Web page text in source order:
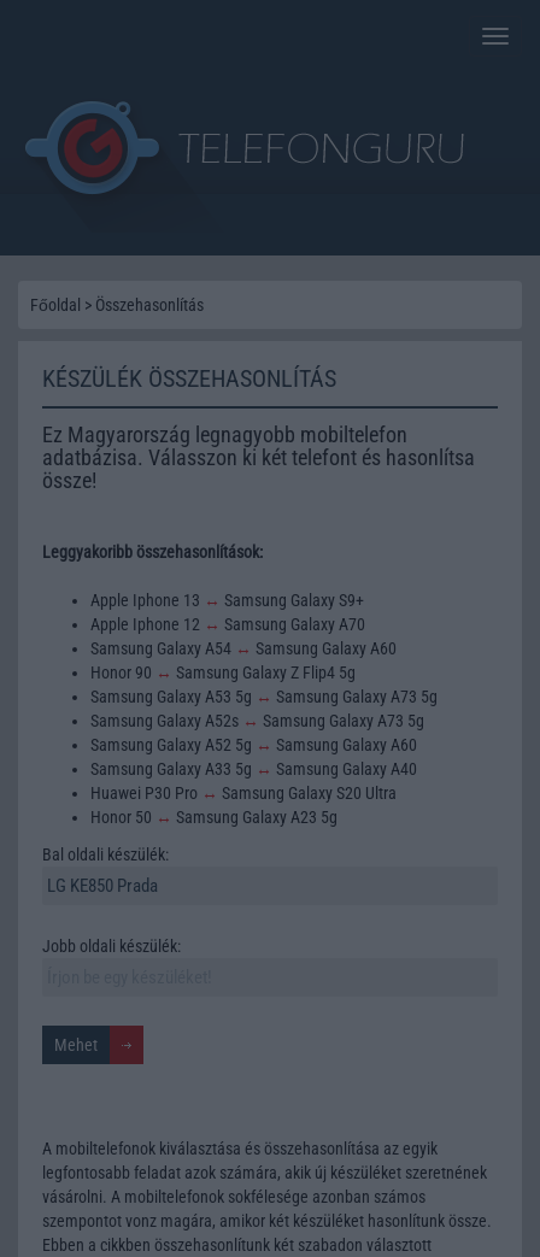
Toggle
Főoldal > Összehasonlítás
KÉSZÜLÉK ÖSSZEHASONLÍTÁS
Ez Magyarország legnagyobb mobiltelefon
adatbázisa. Válasszon ki két telefont és hasonlítsa
össze!
Leggyakoribb összehasonlítások:
Apple Iphone 13 ↔ Samsung Galaxy S9+
Apple Iphone 12 ↔ Samsung Galaxy A70
Samsung Galaxy A54 ↔ Samsung Galaxy A60
Honor 90 ↔ Samsung Galaxy Z Flip4 5g
Samsung Galaxy A53 5g ↔ Samsung Galaxy A73 5g
Samsung Galaxy A52s ↔ Samsung Galaxy A73 5g
Samsung Galaxy A52 5g ↔ Samsung Galaxy A60
Samsung Galaxy A33 5g ↔ Samsung Galaxy A40
Huawei P30 Pro ↔ Samsung Galaxy S20 Ultra
Honor 50 ↔ Samsung Galaxy A23 5g
Bal oldali készülék:
Jobb oldali készülék:
A mobiltelefonok kiválasztása és összehasonlítása az egyik
legfontosabb feladat azok számára, akik új készüléket szeretnének
vásárolni. A mobiltelefonok sokfélesége azonban számos
szempontot vonz magára, amikor két készüléket hasonlítunk össze.
Ebben a cikkben összehasonlítunk két szabadon választott